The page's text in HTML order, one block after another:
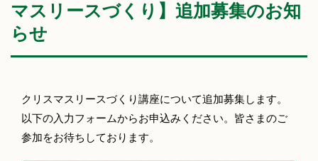
マスリースづくり】追加募集のお知
らせ
クリスマスリースづくり講座について追加募集します。
以下の入力フォームからお申込みください。皆さまのご
参加をお待ちしております。